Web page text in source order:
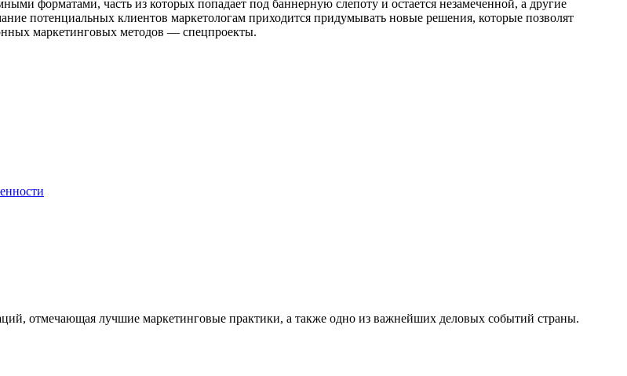
форматами, часть из которых попадает под баннерную слепоту и остается незамеченной, а другие
потенциальных клиентов маркетологам приходится придумывать новые решения, которые позволят
маркетинговых методов — спецпроекты.
отмечающая лучшие маркетинговые практики, а также одно из важнейших деловых событий страны.